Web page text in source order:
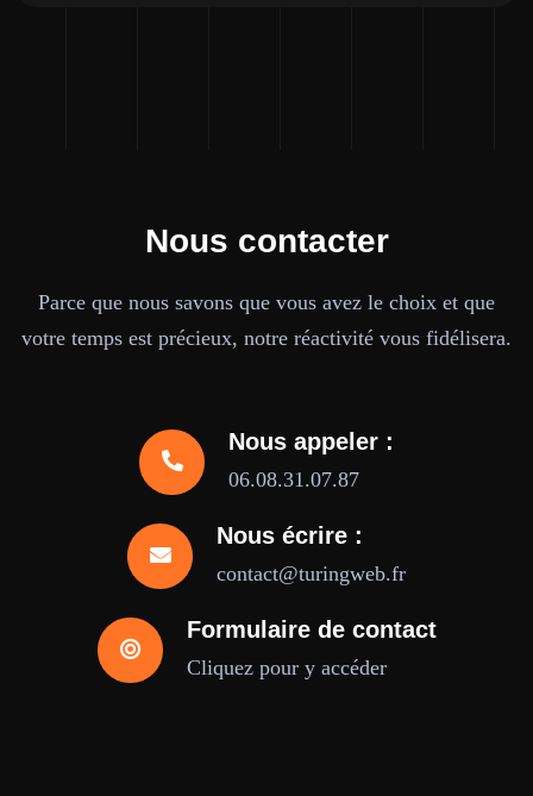
Nous contacter
Parce que nous savons que vous avez le choix et que
votre temps est précieux, notre réactivité vous fidélisera.
Nous appeler :
06.08.31.07.87
Nous écrire :
contact@turingweb.fr
Formulaire de contact
Cliquez pour y accéder